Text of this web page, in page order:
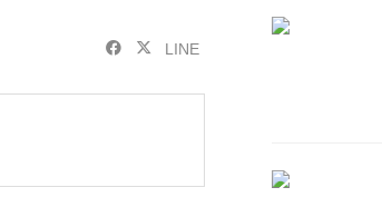
LINE